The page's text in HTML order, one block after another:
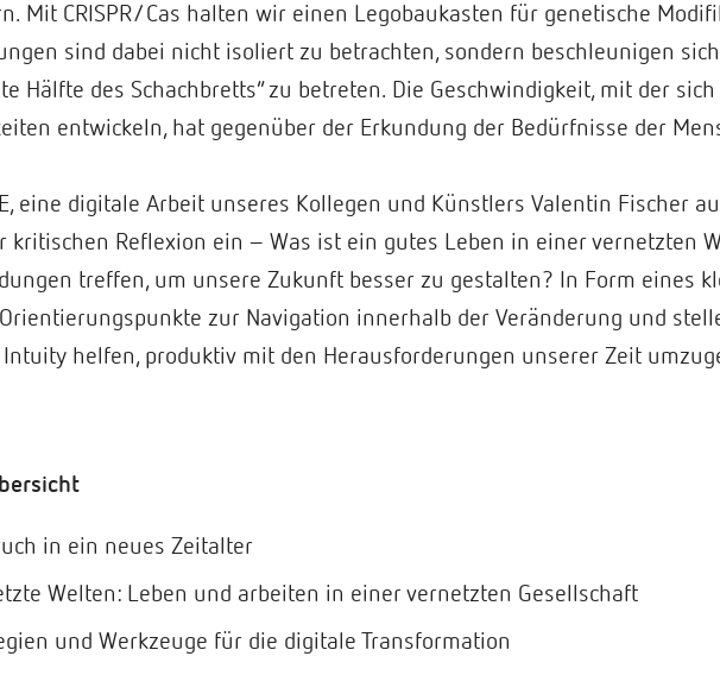
Mit CRISPR/Cas halten wir einen Legobaukasten für genetische
sind dabei nicht isoliert zu betrachten, sondern beschleunigen
Hälfte des Schachbretts“ zu betreten. Die Geschwindigkeit, mit der
entwickeln, hat gegenüber der Erkundung der Bedürfnisse der
eine digitale Arbeit unseres Kollegen und Künstlers Valentin Fischer
kritischen Reflexion ein – Was ist ein gutes Leben in einer vernetzten
treffen, um unsere Zukunft besser zu gestalten? In Form eines
zur Navigation innerhalb der Veränderung und
Intuity helfen, produktiv mit den Herausforderungen unserer Zeit
in ein neues Zeitalter
Welten: Leben und arbeiten in einer vernetzten Gesellschaft
und Werkzeuge für die digitale Transformation